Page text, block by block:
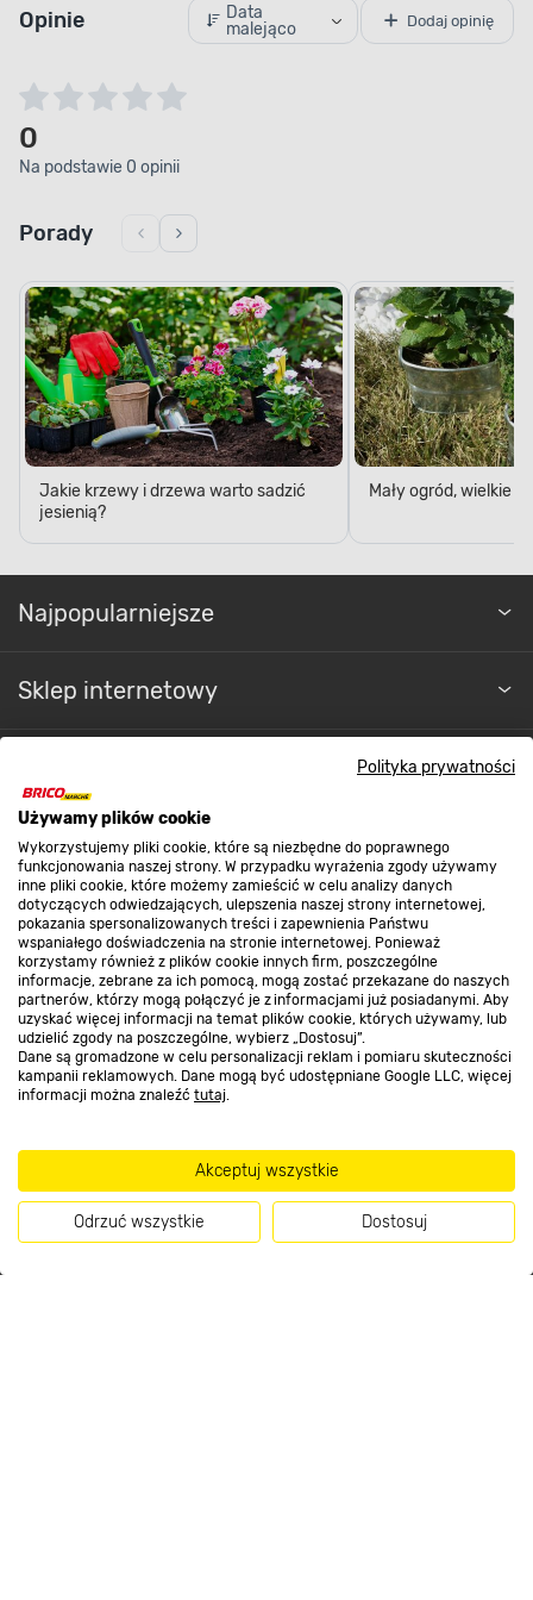
Polityka prywatności
Używamy plików cookie
Wykorzystujemy pliki cookie, które są niezbędne do poprawnego
funkcjonowania naszej strony. W przypadku wyrażenia zgody używamy
inne pliki cookie, które możemy zamieścić w celu analizy danych
dotyczących odwiedzających, ulepszenia naszej strony internetowej,
pokazania spersonalizowanych treści i zapewnienia Państwu
wspaniałego doświadczenia na stronie internetowej. Ponieważ
korzystamy również z plików cookie innych firm, poszczególne
informacje, zebrane za ich pomocą, mogą zostać przekazane do naszych
partnerów, którzy mogą połączyć je z informacjami już posiadanymi. Aby
uzyskać więcej informacji na temat plików cookie, których używamy, lub
udzielić zgody na poszczególne, wybierz „Dostosuj”.
Dane są gromadzone w celu personalizacji reklam i pomiaru skuteczności
kampanii reklamowych. Dane mogą być udostępniane Google LLC, więcej
informacji można znaleźć tutaj.
Akceptuj wszystkie
Odrzuć wszystkie Dostosuj
0
Na podstawie 0 opinii
Jakie krzewy i drzewa warto sadzić
jesienią?
Mały ogród, wielkie
Regulaminy
Promocje
Nasze sklepy
O nas
Kontakt do sklepu
Dołącz do nas